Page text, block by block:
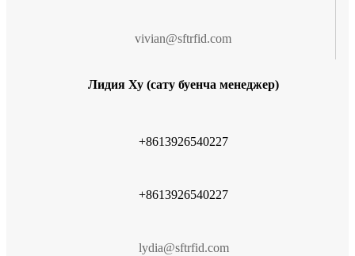
vivian@sftrfid.com
Лидия Ху (сату буенча менеджер)
+8613926540227
+8613926540227
lydia@sftrfid.com